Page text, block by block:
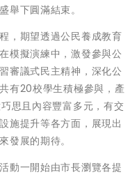
舉下圓滿結束。
，期望透過公民養成教育
模擬演練中，激發參與公
審議式民主精神，深化公
有20校學生積極參與，產
思且內容豐富多元，有交
施提升等各方面，展現出
發展的期待。
動一開始由市長瀏覽各提